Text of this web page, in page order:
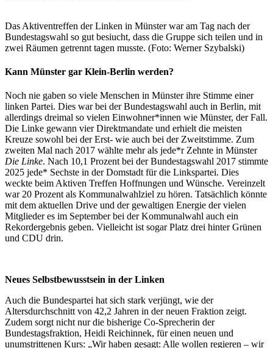
Das Aktiventreffen der Linken in Münster war am Tag nach der
Bundestagswahl so gut besiucht, dass die Gruppe sich teilen und in
zwei Räumen getrennt tagen musste. (Foto: Werner Szybalski)
Kann Münster gar Klein-Berlin werden?
Noch nie gaben so viele Menschen in Münster ihre Stimme einer
linken Partei. Dies war bei der Bundestagswahl auch in Berlin, mit
allerdings dreimal so vielen Einwohner*innen wie Münster, der Fall.
Die Linke gewann vier Direktmandate und erhielt die meisten
Kreuze sowohl bei der Erst- wie auch bei der Zweitstimme. Zum
zweiten Mal nach 2017 wählte mehr als jede*r Zehnte in Münster
Die Linke. Nach 10,1 Prozent bei der Bundestagswahl 2017 stimmte
2025 jede* Sechste in der Domstadt für die Linkspartei. Dies
weckte beim Aktiven Treffen Hoffnungen und Wünsche. Vereinzelt
war 20 Prozent als Kommunalwahlziel zu hören. Tatsächlich könnte
mit dem aktuellen Drive und der gewaltigen Energie der vielen
Mitglieder es im September bei der Kommunalwahl auch ein
Rekordergebnis geben. Vielleicht ist sogar Platz drei hinter Grünen
und CDU drin.
Neues Selbstbewusstsein in der Linken
Auch die Bundespartei hat sich stark verjüngt, wie der
Altersdurchschnitt von 42,2 Jahren in der neuen Fraktion zeigt.
Zudem sorgt nicht nur die bisherige Co-Sprecherin der
Bundestagsfraktion, Heidi Reichinnek, für einen neuen und
unumstrittenen Kurs: „Wir haben gesagt: Alle wollen regieren – wir